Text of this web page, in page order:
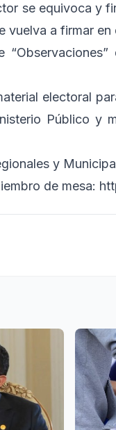
se equivoca y
vuelva a firmar
electoral
Público y
y
de mesa: